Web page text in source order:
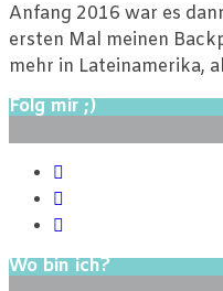
Anfang 2016 war es
ersten Mal meinen
mehr in Lateinamerika,
Folg mir ;)
Wo bin ich?